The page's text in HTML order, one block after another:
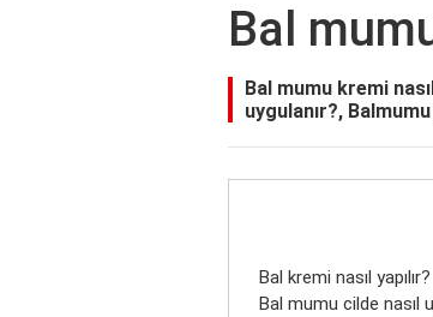
Bal
Bal mumu kremi
uygulanır?,
Bal kremi nasıl yapılır?
Bal mumu cilde nasıl